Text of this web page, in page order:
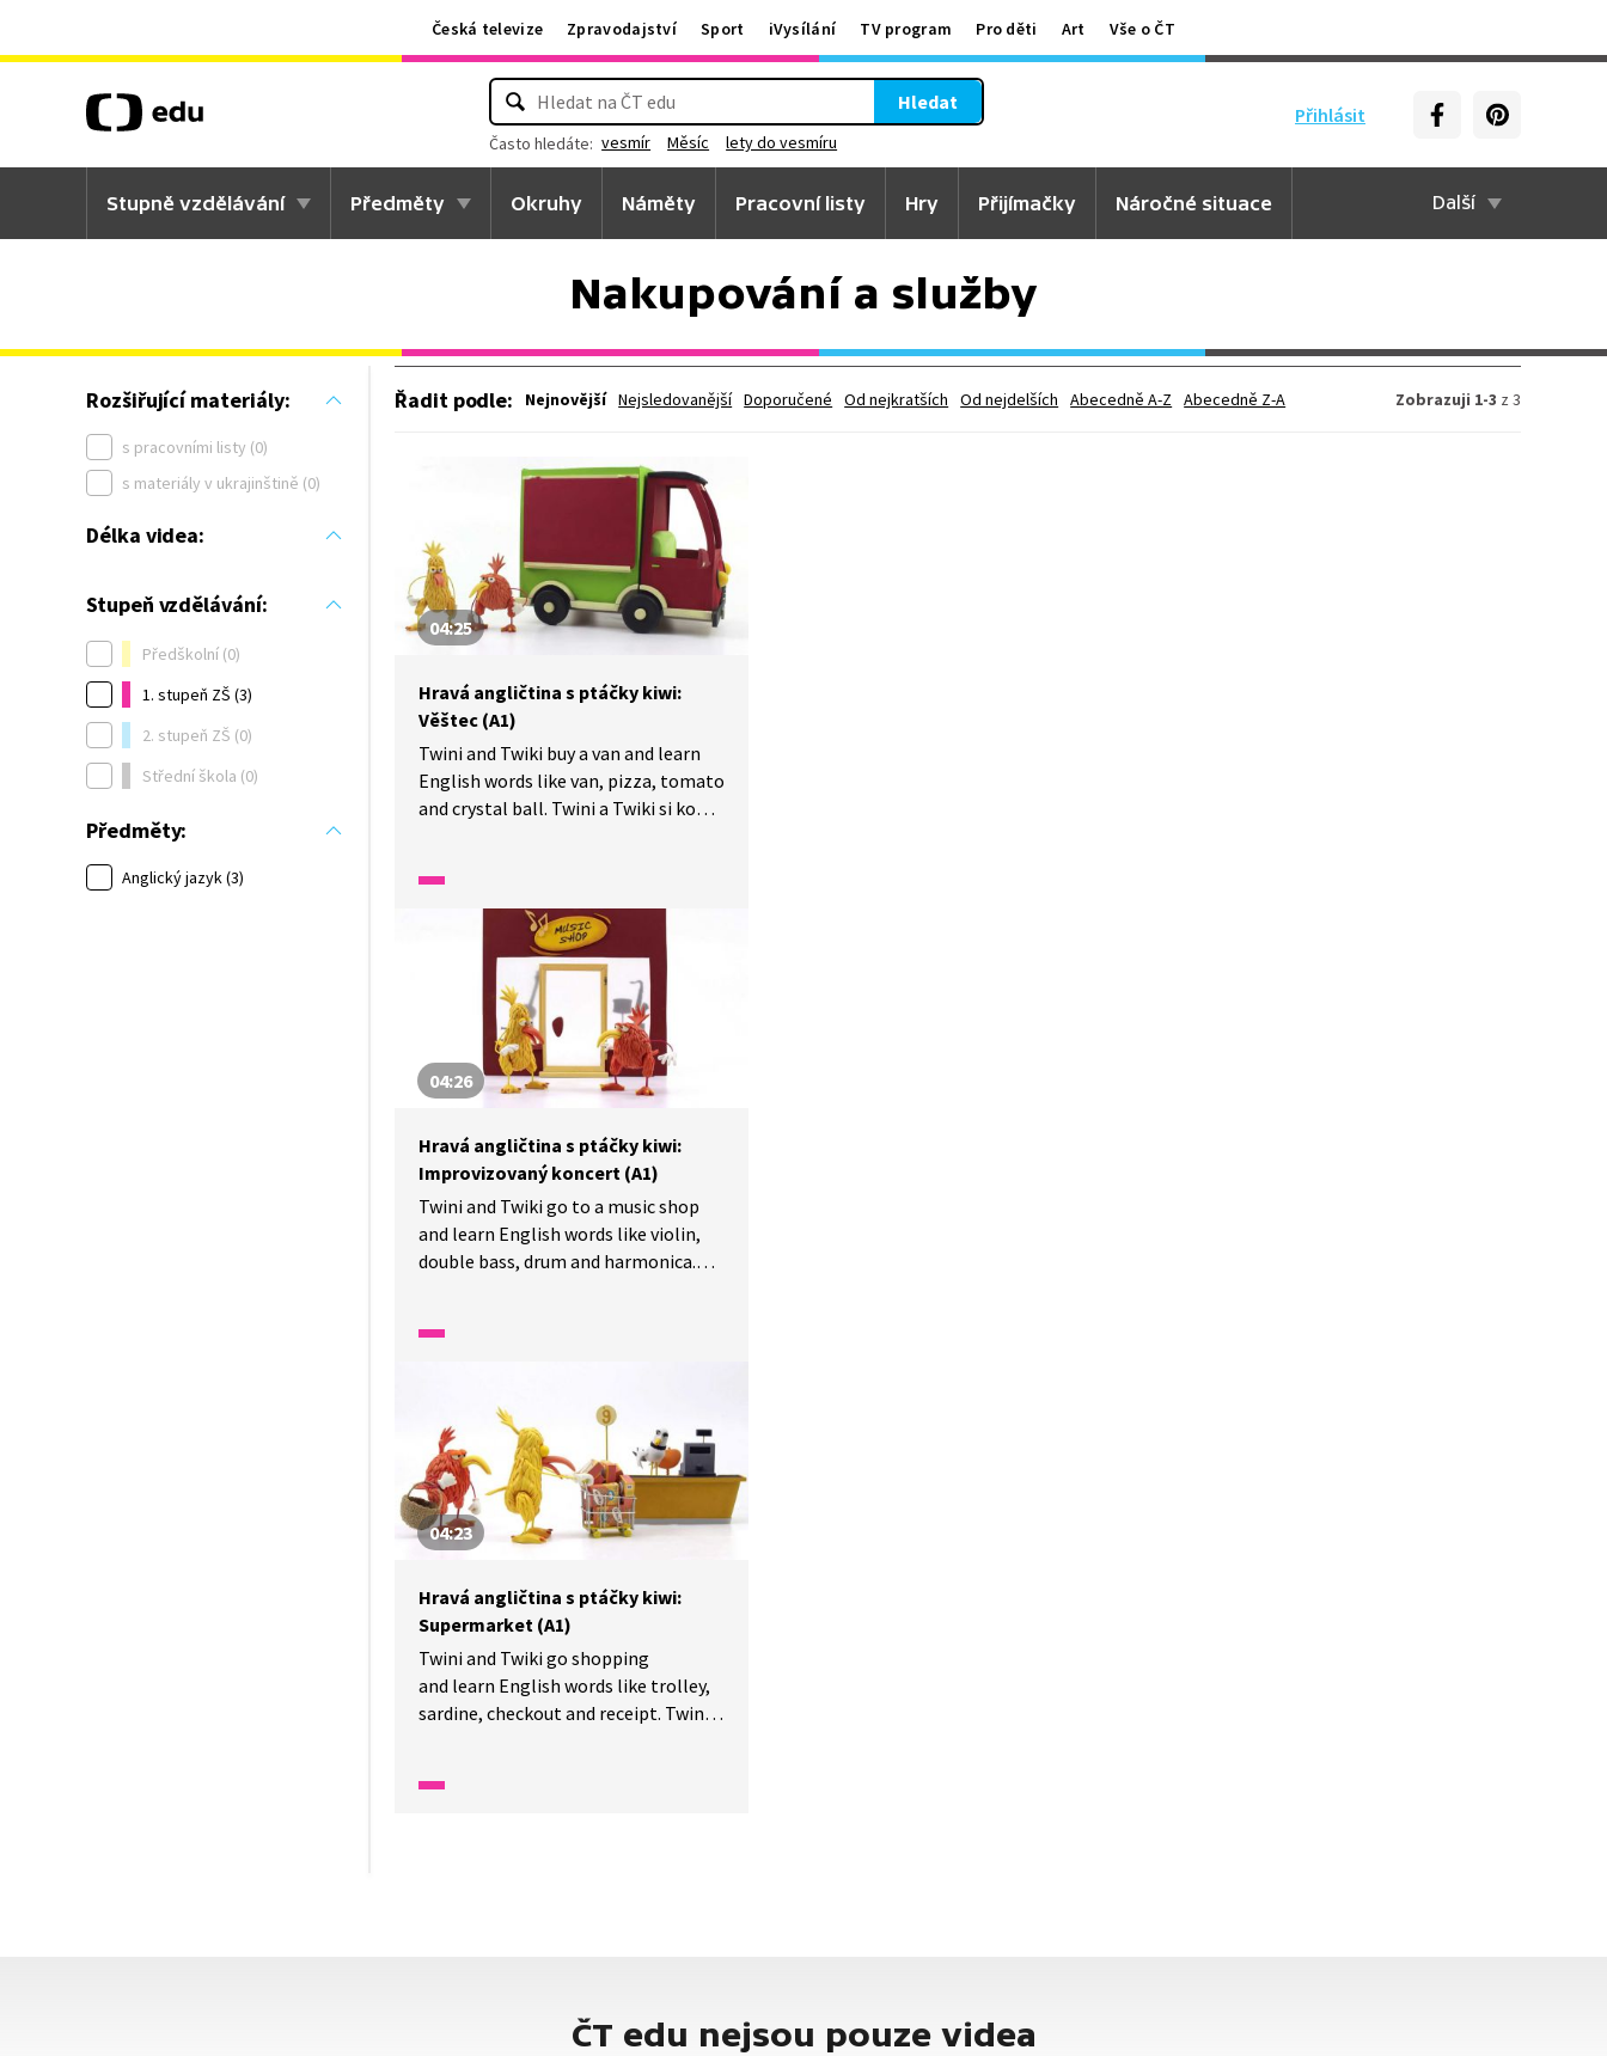
Česká televize Zpravodajství Sport iVysílání TV program Pro děti Art Vše o ČT
Přihlásit
Hledat
Často hledáte: vesmír Měsíc lety do vesmíru
Stupně vzdělávání Předměty Okruhy Náměty Pracovní listy Hry Přijímačky Náročné situace Další
Nakupování a služby
Rozšiřující materiály:
s pracovními listy (0)
s materiály v ukrajinštině (0)
Délka videa:
Stupeň vzdělávání:
Předškolní (0)
1. stupeň ZŠ (3)
2. stupeň ZŠ (0)
Střední škola (0)
Předměty:
Anglický jazyk (3)
Řadit podle: Nejnovější Nejsledovanější Doporučené Od nejkratších Od nejdelších Abecedně A-Z Abecedně Z-A Zobrazuji 1-3 z 3
04:25
Hravá angličtina s ptáčky kiwi:
Věštec (A1)
Twini and Twiki buy a van and learn
English words like van, pizza, tomato
and crystal ball. Twini a Twiki si koupí
koule.
04:26
Hravá angličtina s ptáčky kiwi:
Improvizovaný koncert (A1)
Twini and Twiki go to a music shop
and learn English words like violin,
double bass, drum and harmonica.
slovíčka jako housle, kontrabas,
04:23
Hravá angličtina s ptáčky kiwi:
Supermarket (A1)
Twini and Twiki go shopping
and learn English words like trolley,
sardine, checkout and receipt. Twini
pokladna a účtenka.
ČT edu nejsou pouze videa